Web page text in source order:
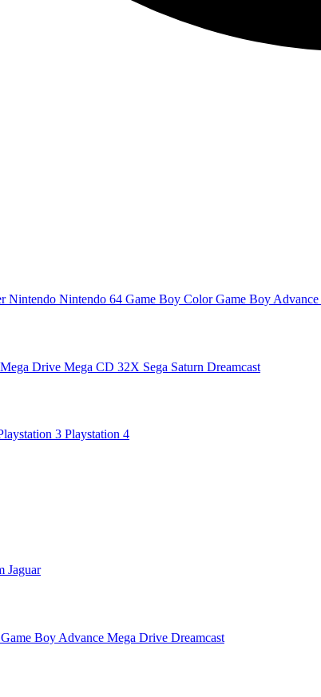
Nintendo Nintendo 64 Game Boy ColorGame Boy Advance
Mega Drive Mega CD 32X Sega Saturn Dreamcast
3 Playstation 4
Jaguar
Game Boy Advance Mega Drive Dreamcast